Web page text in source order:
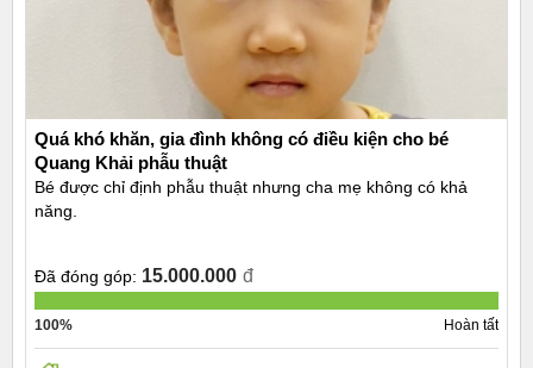
Quá khó khăn, gia đình không có điều kiện cho bé
Quang Khải phẫu thuật
Bé được chỉ định phẫu thuật nhưng cha mẹ không có khả
năng.
Đã đóng góp: 15.000.000 đ
100% Hoàn tất